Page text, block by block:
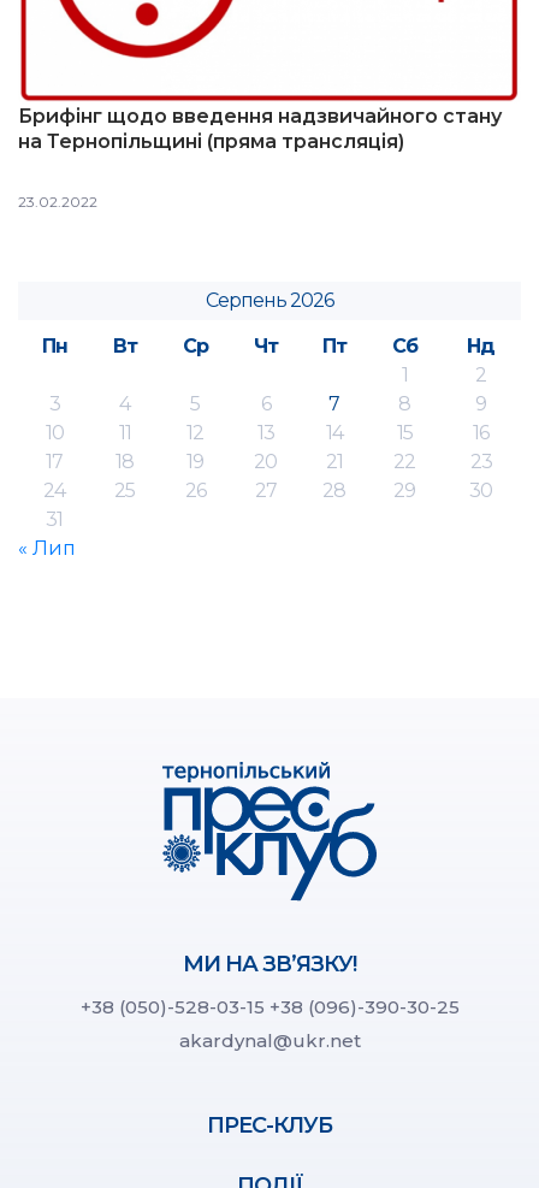
Брифінг щодо введення надзвичайного стану
на Тернопільщині (пряма трансляція)
23.02.2022
Серпень 2026
Пн
Вт Ср Чт Пт Сб
Нд
1
2
3
4 5 6 7 8
9
10
11 12 13 14 15
16
17
18 19 20 21 22
23
24
25 26 27 28 29
30
31
« Лип
МИ НА ЗВ’ЯЗКУ!
+38 (050)-528-03-15 +38 (096)-390-30-25
akardynal@ukr.net
ПРЕС-КЛУБ